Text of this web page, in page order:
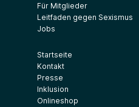
Für Mitglieder
Leitfaden gegen Sexismus
Jobs
Startseite
Kontakt
Presse
Inklusion
Onlineshop